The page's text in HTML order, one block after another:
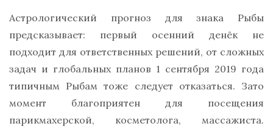
Астрологический прогноз для знака Рыбы
предсказывает: первый осенний денёк не
подходит для ответственных решений, от сложных
задач и глобальных планов 1 сентября 2019 года
типичным Рыбам тоже следует отказаться. Зато
момент благоприятен для посещения
парикмахерской, косметолога, массажиста.